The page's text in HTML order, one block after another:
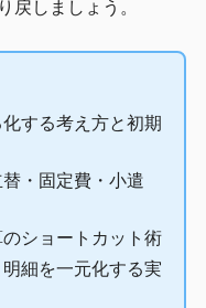
戻しましょう。
する考え方と初期
替・固定費・小遣
ショートカット術
細を一元化する実